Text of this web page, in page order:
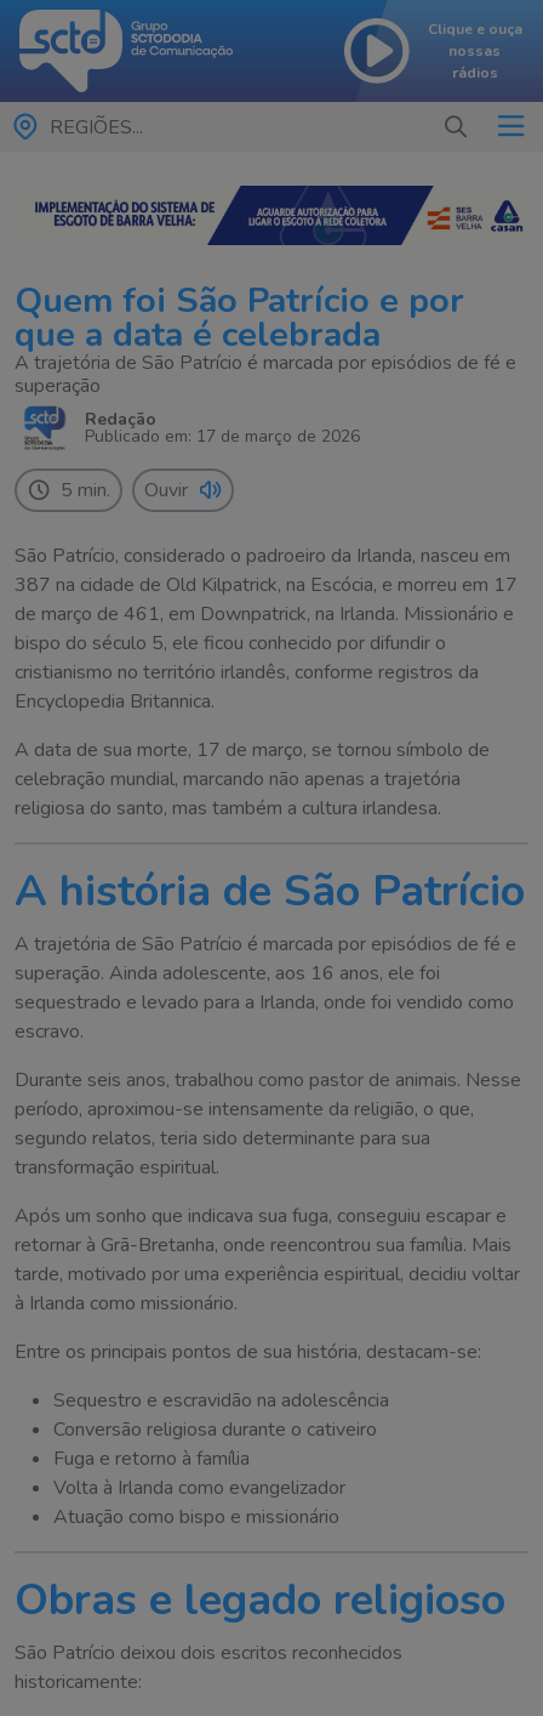
Clique e ouça
nossas
rádios
REGIÕES...
Quem foi São Patrício e por
que a data é celebrada
A trajetória de São Patrício é marcada por episódios de fé e
superação
Redação
Publicado em: 17 de março de 2026
5 min. Ouvir
São Patrício, considerado o padroeiro da Irlanda, nasceu em
387 na cidade de Old Kilpatrick, na Escócia, e morreu em 17
de março de 461, em Downpatrick, na Irlanda. Missionário e
bispo do século 5, ele ficou conhecido por difundir o
cristianismo no território irlandês, conforme registros da
Encyclopedia Britannica.
A data de sua morte, 17 de março, se tornou símbolo de
celebração mundial, marcando não apenas a trajetória
religiosa do santo, mas também a cultura irlandesa.
A história de São Patrício
A trajetória de São Patrício é marcada por episódios de fé e
superação. Ainda adolescente, aos 16 anos, ele foi
sequestrado e levado para a Irlanda, onde foi vendido como
escravo.
Durante seis anos, trabalhou como pastor de animais. Nesse
período, aproximou-se intensamente da religião, o que,
segundo relatos, teria sido determinante para sua
transformação espiritual.
Após um sonho que indicava sua fuga, conseguiu escapar e
retornar à Grã-Bretanha, onde reencontrou sua família. Mais
tarde, motivado por uma experiência espiritual, decidiu voltar
à Irlanda como missionário.
Entre os principais pontos de sua história, destacam-se:
Sequestro e escravidão na adolescência
Conversão religiosa durante o cativeiro
Fuga e retorno à família
Volta à Irlanda como evangelizador
Atuação como bispo e missionário
Obras e legado religioso
São Patrício deixou dois escritos reconhecidos
historicamente: